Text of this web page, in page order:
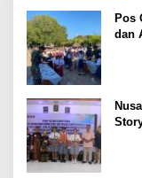
Pos
dan